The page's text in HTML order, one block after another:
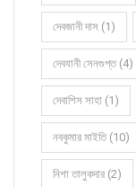
দেবজানী দাস (1)
দেবযানী সেনগুপ্ত (4)
দেবাশিস সাহা (1)
নবকুমার মাইতি (10)
নিশা তালুকদার (2)